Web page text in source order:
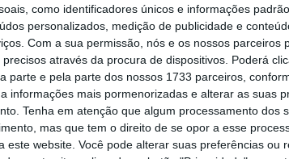
como identificadores únicos e informações
personalizados, medição de publicidade e
Com a sua permissão, nós e os nossos parceiros
através da procura de dispositivos. Poderá
parte e pela parte dos nossos 1733 parceiros,
informações mais pormenorizadas e alterar as suas
Tenha em atenção que algum processamento dos
mas que tem o direito de se opor a esse
este website. Você pode alterar suas preferências ou
algum.